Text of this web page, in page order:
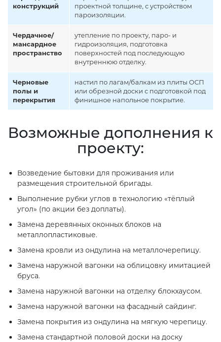
конструкций
проектной толщине, с устройством
пароизоляции.
Чердачное/
мансардное
пространство
утепление по проекту, паро- и
гидроизоляция, подготовка
поверхностей под последующую
внутреннюю отделку.
Черновые
полы и
перекрытия
настил по лагам/балкам из плиты ОСП
или обрезной доски с подготовкой под
финишное напольное покрытие.
Возможные дополнения к
проекту:
Возведение бытовки для проживания или
размещения строительной бригады.
Выполнение рубки углов в технологию «тёплый
угол» (по акции без доплаты).
Замена деревянных оконных блоков на
металлопластиковые.
Замена кровли из ондулина на металлочерепицу.
Замена наружной вагонки на облицовку имитацией
бруса.
Замена наружной вагонки на отделку блокхаусом.
Замена наружной вагонки на фасадный сайдинг.
Замена покрытия из ондулина на мягкую черепицу.
Замена стандартной половой доски на доску